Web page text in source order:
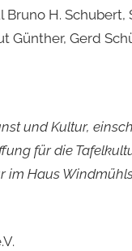
Bruno H.
Günther, Gerd
und Kultur,
für die
im Haus